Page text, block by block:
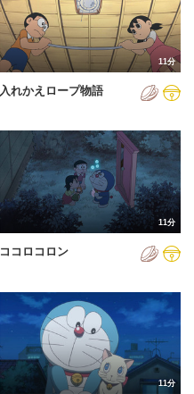
11分
入れかえロープ物語
11分
ココロコロン
11分